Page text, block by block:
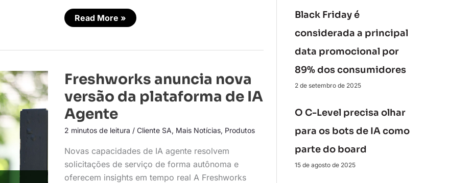
Read More »
Freshworks anuncia nova
versão da plataforma de IA
Agente
2 minutos de leitura / Cliente SA, Mais Notícias, Produtos
Novas capacidades de IA agente resolvem
solicitações de serviço de forma autônoma e
oferecem insights em tempo real A Freshworks
Freshworks
anuncia
versão
plataforma
de
IA
Black Friday é
considerada a principal
data promocional por
89% dos consumidores
2 de setembro de 2025
O C-Level precisa olhar
para os bots de IA como
parte do board
15 de agosto de 2025